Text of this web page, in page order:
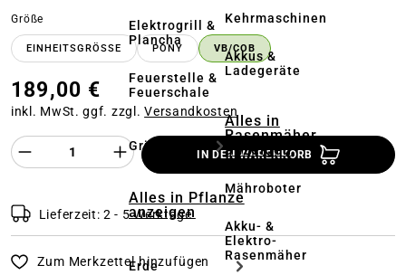
Elektrogrill &
Plancha
Feuerstelle &
Feuerschale
Grillzubehör
Alles in Pflanze
anzeigen
Erde
Kehrmaschinen
Akkus &
Ladegeräte
Alles in
Rasenmäher
anzeigen
Mähroboter
Akku- &
Elektro-
Rasenmäher
Größe
EINHEITSGRÖSSE PONY VB/COB
189,00 €
inkl. MwSt. ggf. zzgl.Versandkosten
Produkt Anzahl des Produktes
IN DEN WARENKORB
Lieferzeit: 2 - 5 Werktage
Zum Merkzettel hinzufügen